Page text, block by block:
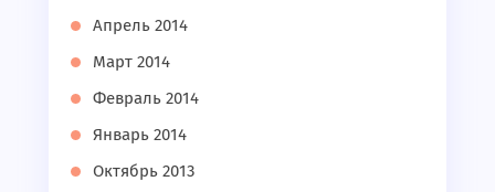
Апрель 2014
Март 2014
Февраль 2014
Январь 2014
Октябрь 2013